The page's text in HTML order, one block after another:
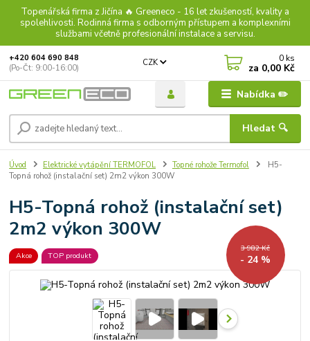
Topenářská firma z Jičína 🔥 Greeneco - 16 let zkušeností, kvality a
spolehlivosti. Rodinná firma s odborným přístupem a komplexními
službami včetně profesionální instalace a servisu.
Nabídka ✏️
CZK
Hledat 🔍
+420 604 690 848
(Po-Čt: 9:00-16:00)
0 ks
za 0,00 Kč
Úvod Elektrické vytápění TERMOFOL Topné rohože Termofol
H5-
Topná rohož (instalační set) 2m2 výkon 300W
H5-Topná rohož (instalační set)
2m2 výkon 300W
Akce TOP produkt
3 982 Kč
- 24 %